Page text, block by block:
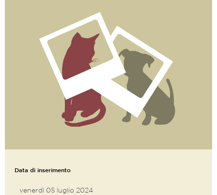
Data di inserimento
venerdì 05 luglio 2024